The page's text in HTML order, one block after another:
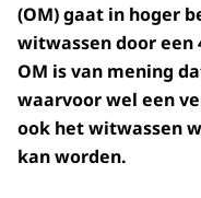
(OM) gaat in hoger
witwassen door een
OM is van mening
waarvoor wel een
ook het witwassen
kan worden.